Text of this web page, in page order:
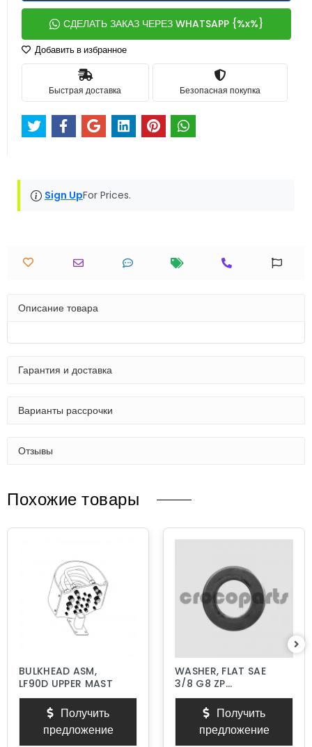
СДЕЛАТЬ ЗАКАЗ ЧЕРЕЗ WHATSAPP {%x%}
Добавить в избранное
Быстрая доставка Безопасная покупка
Sign UpFor Prices.
Описание товара
Гарантия и доставка
Варианты рассрочки
Отзывы
Похожие товары
BULKHEAD ASM,
LF90D UPPER MAST
Получить
предложение
WASHER, FLAT SAE
3/8 G8 ZP
HARDENED
Получить
предложение